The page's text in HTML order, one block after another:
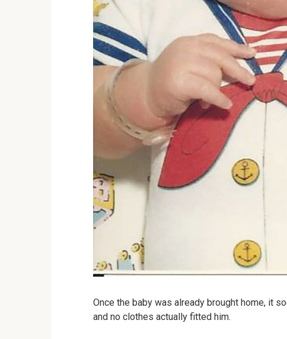
Once the baby was already brought home, it
and no clothes actually fitted him.